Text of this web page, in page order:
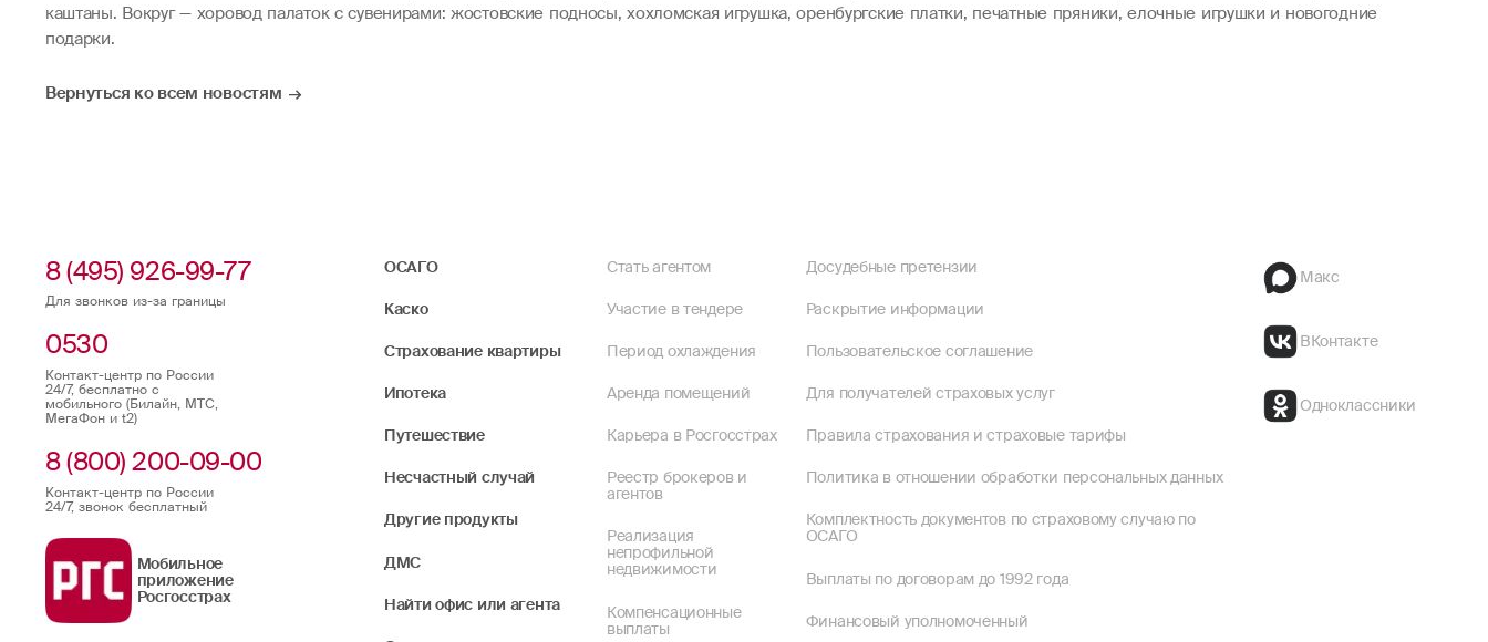
каштаны. Вокруг — хоровод палаток с сувенирами: жостовские подносы, хохломская игрушка, оренбургские платки, печатные пряники, елочные игрушки и новогодние
подарки.
Вернуться ко всем новостям
8 (495) 926-99-77
Для звонков из-за границы
0530
Контакт-центр по России
24/7, бесплатно с
мобильного (Билайн, МТС,
МегаФон и t2)
8 (800) 200-09-00
Контакт-центр по России
24/7, звонок бесплатный
Мобильное
приложение
Росгосстрах
ОСАГО
Каско
Страхование квартиры
Ипотека
Путешествие
Несчастный случай
Другие продукты
ДМС
Найти офис или агента
Стать агентом
Участие в тендере
Период охлаждения
Аренда помещений
Карьера в Росгосстрах
Реестр брокеров и
агентов
Реализация
непрофильной
недвижимости
Компенсационные
выплаты
Досудебные претензии
Раскрытие информации
Пользовательское соглашение
Для получателей страховых услуг
Правила страхования и страховые тарифы
Политика в отношении обработки персональных данных
Комплектность документов по страховому случаю по
ОСАГО
Выплаты по договорам до 1992 года
Финансовый уполномоченный
Макс
ВКонтакте
Одноклассники